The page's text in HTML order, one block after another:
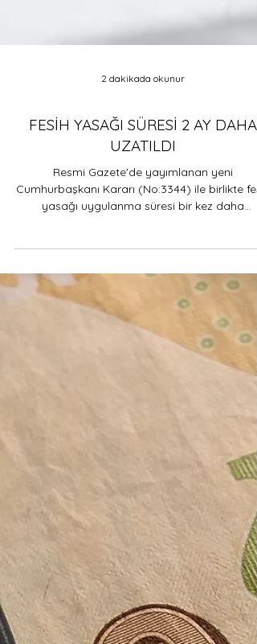
2 dakikada okunur
FESİH YASAĞI SÜRESİ 2 AY DAHA
UZATILDI
Resmi Gazete'de yayımlanan yeni
Cumhurbaşkanı Kararı (No:3344) ile birlikte
yasağı uygulanma süresi bir kez daha